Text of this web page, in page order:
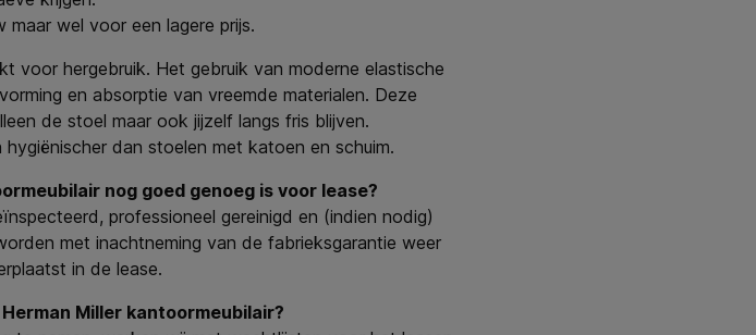
maar wel voor een lagere prijs.
voor hergebruik. Het gebruik van moderne elastische
en absorptie van vreemde materialen. Deze
de stoel maar ook jijzelf langs fris blijven.
dan stoelen met katoen en schuim.
nog goed genoeg is voor lease?
professioneel gereinigd en (indien nodig)
met inachtneming van de fabrieksgarantie weer
in de lease.
Miller kantoormeubilair?